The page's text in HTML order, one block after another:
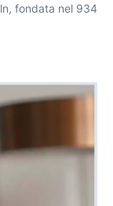
fondata nel 934